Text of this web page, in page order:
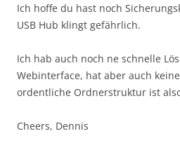
Ich hoffe du hast noch
USB Hub klingt gefährlich.
Ich hab auch noch ne schnelle
Webinterface, hat aber auch
ordentliche Ordnerstruktur ist
Cheers, Dennis